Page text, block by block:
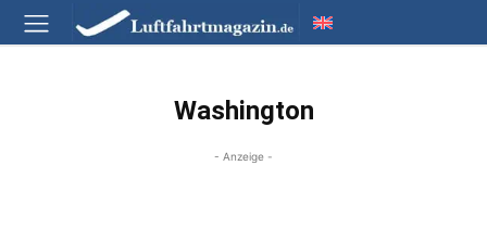
Washington
- Anzeige -